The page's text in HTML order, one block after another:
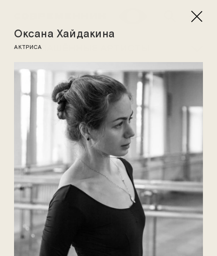
ПРИГЛАШЁННЫЕ АРТИСТЫ
Василий Аникеев
Марина Адамович
Оксана Хайдакина
АКТРИСА